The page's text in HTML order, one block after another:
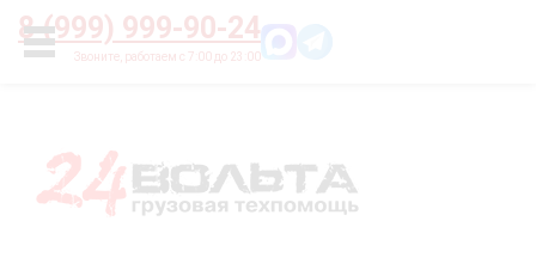
8 (999) 999-90-24
УСЛУГИ
Главная О нас Цены